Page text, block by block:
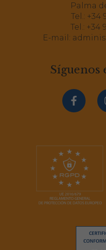
Palma
Tel.: +34
Tel.: +34
E-mail:
Síguenos